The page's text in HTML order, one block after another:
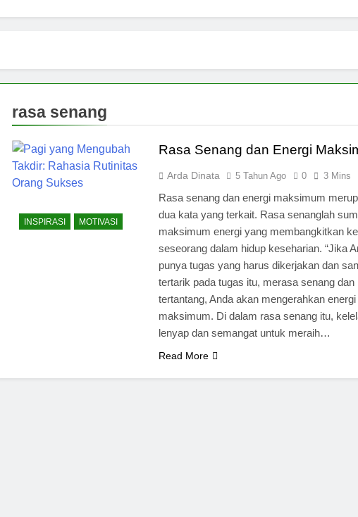
rasa senang
INSPIRASI MOTIVASI
Rasa Senang dan Energi
Arda Dinata 5 Tahun Ago 0 3 Mins
Rasa senang dan energi maksimum
dua kata yang terkait. Rasa senanglah
maksimum energi yang membangkitkan
seseorang dalam hidup keseharian. “Jika
punya tugas yang harus dikerjakan dan
tertarik pada tugas itu, merasa senang dan
tertantang, Anda akan mengerahkan energi
maksimum. Di dalam rasa senang itu,
lenyap dan semangat untuk meraih…
Read More